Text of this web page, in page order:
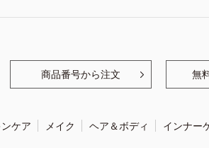
商品番号から注文 無
ケア メイク ヘア＆ボディ インナー